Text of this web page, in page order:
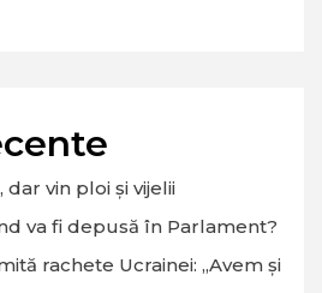
vin ploi și vijelii
va fi depusă în Parlament?
rachete Ucrainei: „Avem și